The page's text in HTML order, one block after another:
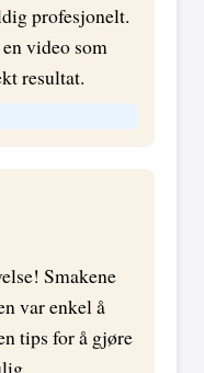
profesjonelt.
video som
resultat.
Smakene
var enkel å
tips for å gjøre